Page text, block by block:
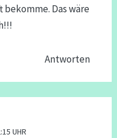
bekomme. Das wäre
Antworten
UHR